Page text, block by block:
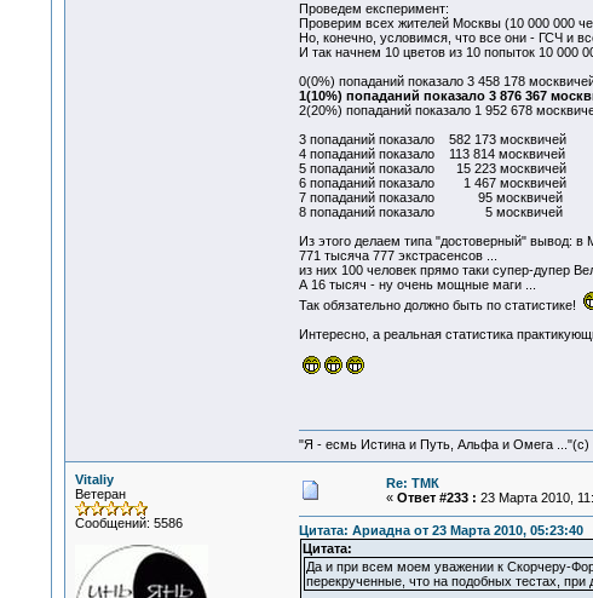
Проведем експеримент:
Проверим всех жителей Москвы (10 000 000
Но, конечно, условимся, что все они - ГСЧ и
И так начнем 10 цветов из 10 попыток 10 000
0(0%) попаданий показало 3 458 178
1(10%) попаданий показало 3 876 367
2(20%) попаданий показало 1 952 678
3 попаданий показало 582 173 москвичей
4 попаданий показало 113 814 москвичей
5 попаданий показало 15 223 москвичей
6 попаданий показало 1 467 москвичей
7 попаданий показало 95 москвичей
8 попаданий показало 5 москвичей
Из этого делаем типа "достоверный" вывод: в
771 тысяча 777 экстрасенсов ...
из них 100 человек прямо таки супер-дупер
А 16 тысяч - ну очень мощные маги ...
Так обязательно должно быть по статистике!
Интересно, а реальная статистика
"Я - есмь Истина и Путь, Альфа и Омега ..."(с)
Vitaliy
Ветеран
Сообщений: 5586
Re: ТМК
« Ответ #233 : 23 Марта 2010,
Цитата: Ариадна от 23 Марта 2010, 05:23:40
Цитата:
Да и при всем моем уважении к Скорчеру-
перекрученные, что на подобных тестах,